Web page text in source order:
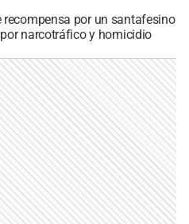
recompensa por un santafesino
narcotráfico y homicidio